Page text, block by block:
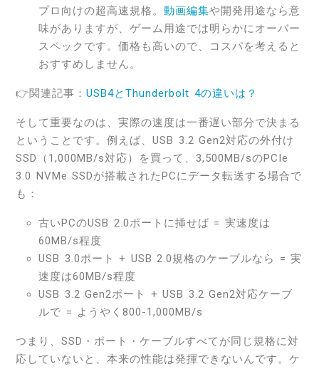
プロ向けの超高速規格。 動画編集や開発用途なら意
味がありますが、ゲーム用途では明らかにオーバー
スペックです。価格も高いので、コスパを考えると
おすすめしません。
👉関連記事： USB4とThunderbolt 4の違いは？
そして重要なのは、実際の速度は一番遅い部分で決まる
ということです。例えば、USB 3.2 Gen2対応の外付け
SSD（1,000MB/s対応）を買って、3,500MB/sのPCIe
3.0 NVMe SSDが搭載されたPCにデータ転送する場合で
も：
古いPCのUSB 2.0ポートに挿せば = 実速度は
60MB/s程度
USB 3.0ポート + USB 2.0規格のケーブルなら = 実
速度は60MB/s程度
USB 3.2 Gen2ポート + USB 3.2 Gen2対応ケーブ
ルで = ようやく800-1,000MB/s
つまり、SSD・ポート・ケーブルすべてが同じ規格に対
応していないと、本来の性能は発揮できないんです。ケ